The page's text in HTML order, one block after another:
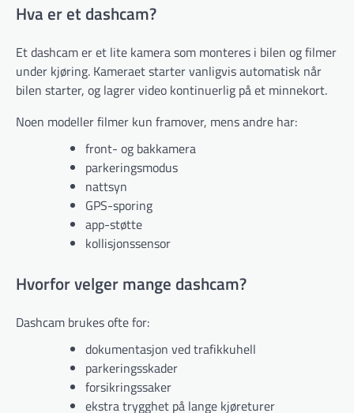
Hva er et dashcam?
Et dashcam er et lite kamera som monteres i bilen og filmer
under kjøring. Kameraet starter vanligvis automatisk når
bilen starter, og lagrer video kontinuerlig på et minnekort.
Noen modeller filmer kun framover, mens andre har:
front- og bakkamera
parkeringsmodus
nattsyn
GPS-sporing
app-støtte
kollisjonssensor
Hvorfor velger mange dashcam?
Dashcam brukes ofte for:
dokumentasjon ved trafikkuhell
parkeringsskader
forsikringssaker
ekstra trygghet på lange kjøreturer